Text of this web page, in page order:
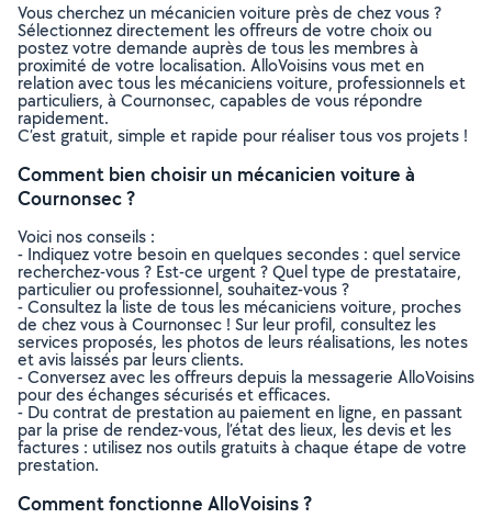
Vous cherchez un mécanicien voiture près de chez vous ?
Sélectionnez directement les offreurs de votre choix ou
postez votre demande auprès de tous les membres à
proximité de votre localisation. AlloVoisins vous met en
relation avec tous les mécaniciens voiture, professionnels et
particuliers, à Cournonsec, capables de vous répondre
rapidement.
C’est gratuit, simple et rapide pour réaliser tous vos projets !
Comment bien choisir un mécanicien voiture à
Cournonsec ?
Voici nos conseils :
- Indiquez votre besoin en quelques secondes : quel service
recherchez-vous ? Est-ce urgent ? Quel type de prestataire,
particulier ou professionnel, souhaitez-vous ?
- Consultez la liste de tous les mécaniciens voiture, proches
de chez vous à Cournonsec ! Sur leur profil, consultez les
services proposés, les photos de leurs réalisations, les notes
et avis laissés par leurs clients.
- Conversez avec les offreurs depuis la messagerie AlloVoisins
pour des échanges sécurisés et efficaces.
- Du contrat de prestation au paiement en ligne, en passant
par la prise de rendez-vous, l’état des lieux, les devis et les
factures : utilisez nos outils gratuits à chaque étape de votre
prestation.
Comment fonctionne AlloVoisins ?